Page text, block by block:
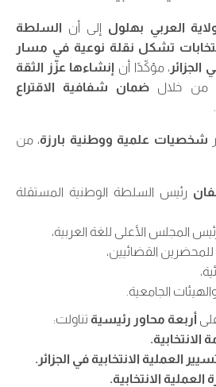
العربي بهلولإلى أن السلطة
تشكل نقلة نوعية في مسار
، مؤكّدًا أن إنشاءها عزّز الثقة
خلال
ضمان شفافية الاقتراع
شخصيات علمية ووطنية بارزة، من
رئيس السلطة الوطنية المستقلة
المجلس الأعلى للغة العربية،
القضائيين،
الجامعية.
أربعة محاور رئيسيةتناولت:
الانتخابية.
العملية الانتخابية في الجزائر.
الانتخابية.